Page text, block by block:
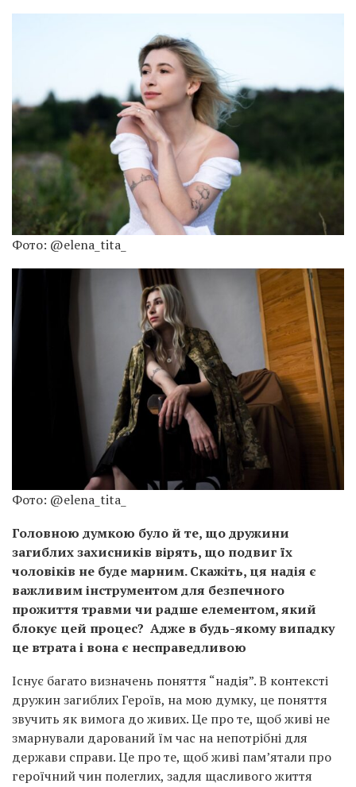
Фото: @elena_tita_
Фото: @elena_tita_
Головною думкою було й те, що дружини
загиблих захисників вірять, що подвиг їх
чоловіків не буде марним. Скажіть, ця надія є
важливим інструментом для безпечного
прожиття травми чи радше елементом, який
блокує цей процес? Адже в будь-якому випадку
це втрата і вона є несправедливою
Існує багато визначень поняття “надія”. В контексті
дружин загиблих Героїв, на мою думку, це поняття
звучить як вимога до живих. Це про те, щоб живі не
змарнували дарований їм час на непотрібні для
держави справи. Це про те, щоб живі пам’ятали про
героїчний чин полеглих, задля щасливого життя